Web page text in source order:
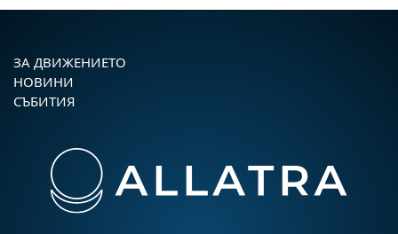
ЗА ДВИЖЕНИЕТО
НОВИНИ
СЪБИТИЯ